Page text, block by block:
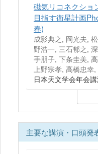
磁気リコネクショ
目指す衛星計画
春)
成影典之, 岡光夫,
野浩一, 三石郁之,
手朋子, 下条圭美,
上野宗孝, 高橋忠幸
日本天文学会年会
主要な講演・口頭発